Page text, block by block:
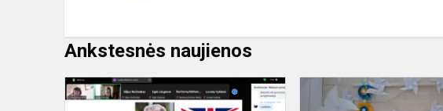
Ankstesnės naujienos
RESPUBLIKINĖ
PRAKTINĖ